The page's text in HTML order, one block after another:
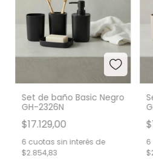
Set de baño Basic Negro
GH-2326N
$17.129,00
6 cuotas sin interés de
$2.854,83
6